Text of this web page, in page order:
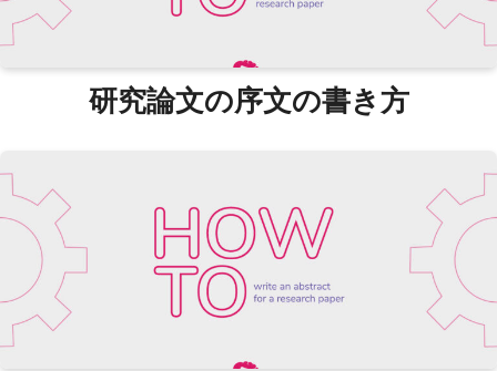
研究論文の序文の書き方